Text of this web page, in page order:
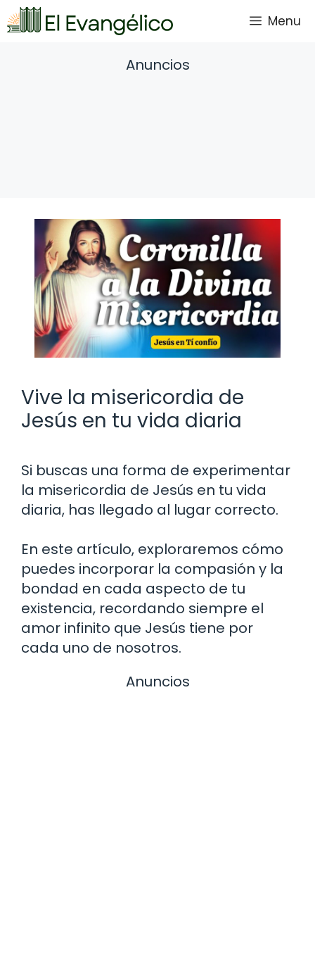
Saltar
al
Menu
Anuncios
Vive la misericordia de
Jesús en tu vida diaria
Si buscas una forma de experimentar
la misericordia de Jesús en tu vida
diaria, has llegado al lugar correcto.
En este artículo, exploraremos cómo
puedes incorporar la compasión y la
bondad en cada aspecto de tu
existencia, recordando siempre el
amor infinito que Jesús tiene por
cada uno de nosotros.
Anuncios